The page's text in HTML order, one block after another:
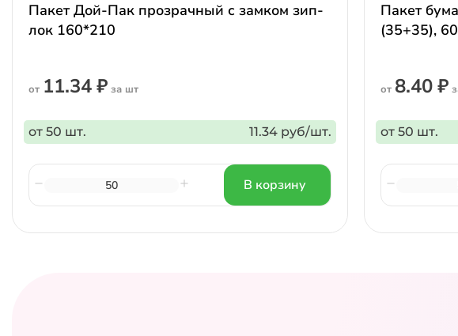
Пакет Дой-Пак прозрачный с замком зип-
лок 160*210
от 11.34 ₽ за шт
от 50 шт. 11.34 руб/шт.
В корзину
Пакет
(35+35),
от 8.40 ₽
от 50 шт.